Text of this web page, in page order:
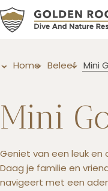
Home Beleef Mini
Mini
Geniet van een leuk
Daag je familie en
navigeert met een